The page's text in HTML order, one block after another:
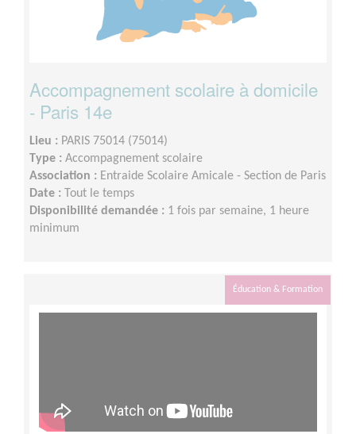
Accompagnement scolaire à domicile
- Paris 14e
Lieu : PARIS 75014 (75014)
Type : Accompagnement scolaire
Association : Entraide Scolaire Amicale - Section de Paris
Date :
Tout le temps
Disponibilité demandée : 1 fois par semaine, 1 heure
minimum
Éducation & Formation